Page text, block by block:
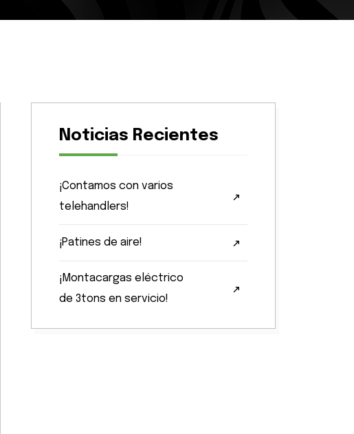
Noticias Recientes
¡Contamos con varios
telehandlers!
¡Patines de aire!
¡Montacargas eléctrico
de 3tons en servicio!